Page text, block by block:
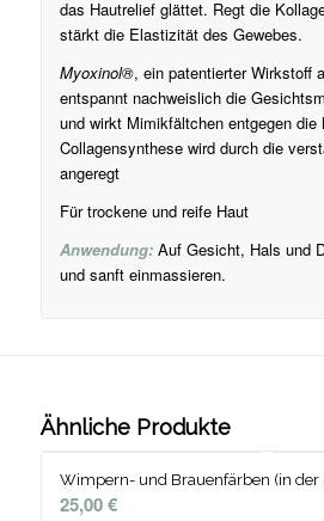
das Hautrelief glättet. Regt die
stärkt die Elastizität des Gewebes.
Myoxinol®, ein patentierter Wirkstoff
entspannt nachweislich die
und wirkt Mimikfältchen entgegen die
Collagensynthese wird durch die
angeregt
Für trockene und reife Haut
Anwendung:Auf Gesicht, Hals und
und sanft einmassieren.
Ähnliche Produkte
Wimpern- und Brauenfärben (in der
25,00€